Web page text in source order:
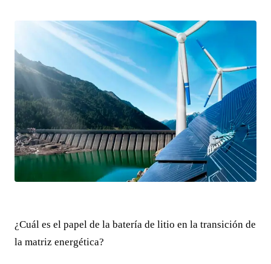
¿Cuál es el papel de la batería de litio en la transición de
la matriz energética?